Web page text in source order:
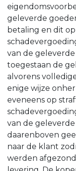
geleverde
betaling en dit
van de
toegestaan de
alvorens
enige wijze
eveneens op
van de
daarenboven
naar de klant
werden